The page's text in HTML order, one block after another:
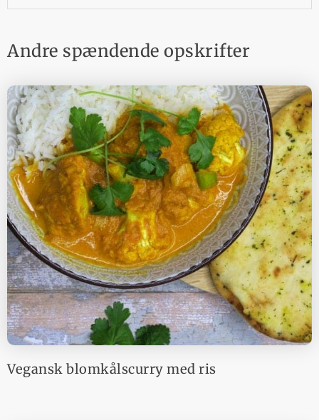
Andre spændende opskrifter
Vegansk blomkålscurry med ris